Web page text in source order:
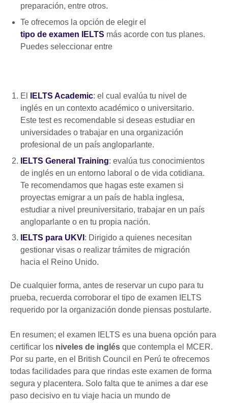
preparación, entre otros.
Te ofrecemos la opción de elegir el
tipo de examen IELTS más acorde con tus planes.
Puedes seleccionar entre
El IELTS Academic: el cual evalúa tu nivel de
inglés en un contexto académico o universitario.
Este test es recomendable si deseas estudiar en
universidades o trabajar en una organización
profesional de un país angloparlante.
IELTS General Training: evalúa tus conocimientos
de inglés en un entorno laboral o de vida cotidiana.
Te recomendamos que hagas este examen si
proyectas emigrar a un país de habla inglesa,
estudiar a nivel preuniversitario, trabajar en un país
angloparlante o en tu propia nación.
IELTS para UKVI : Dirigido a quienes necesitan
gestionar visas o realizar trámites de migración
hacia el Reino Unido.
De cualquier forma, antes de reservar un cupo para tu
prueba, recuerda corroborar el tipo de examen IELTS
requerido por la organización donde piensas postularte.
En resumen; el examen IELTS es una buena opción para
certificar los niveles de inglés que contempla el MCER.
Por su parte, en el British Council en Perú te ofrecemos
todas facilidades para que rindas este examen de forma
segura y placentera. Solo falta que te animes a dar ese
paso decisivo en tu viaje hacia un mundo de